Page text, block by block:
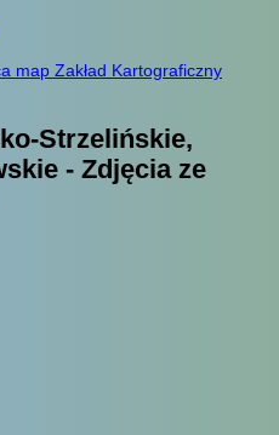
Strzelińskie,
- Zdjęcia ze